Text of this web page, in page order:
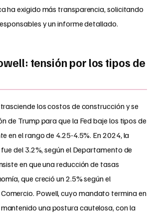
ha exigido más transparencia, solicitando
y un informe detallado.
tensión por los tipos de
los costos de construcción y se
de Trump para que la Fed baje los tipos de
en el rango de 4.25-4.5%. En 2024, la
fue del 3.2%, según el Departamento de
en que una reducción de tasas
que creció un 2.5% según el
Powell, cuyo mandato termina en
una postura cautelosa, con la